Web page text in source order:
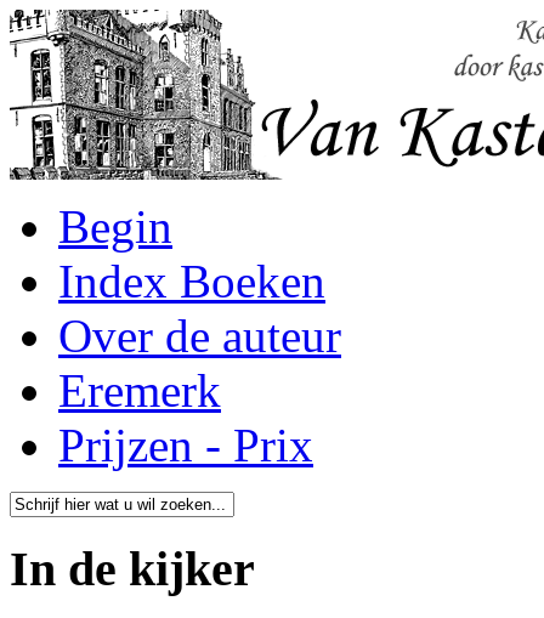
Begin
Index Boeken
Over de auteur
Eremerk
Prijzen - Prix
In de kijker